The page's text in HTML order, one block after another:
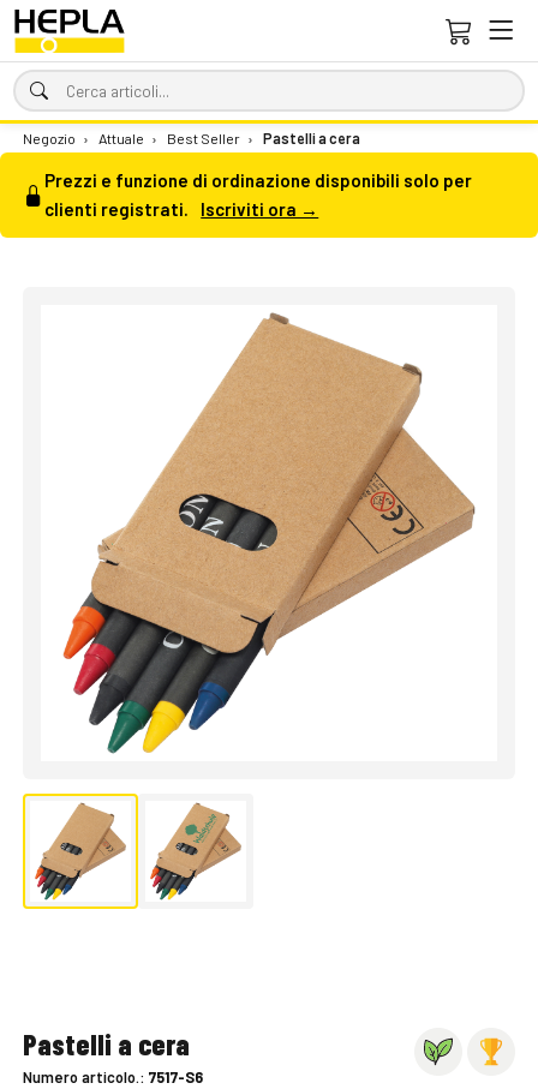
Negozio › Attuale › Best Seller › Pastelli a cera
Prezzi e funzione di ordinazione disponibili solo per
clienti registrati.
Iscriviti ora →
Pastelli a cera
Numero articolo.: 7517-S6